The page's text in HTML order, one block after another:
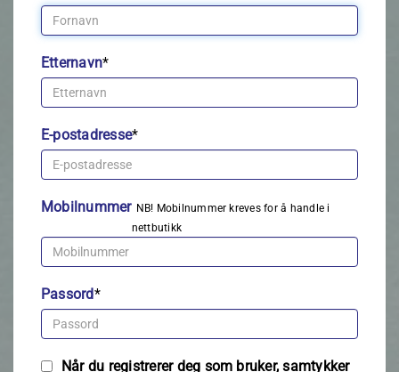
Etternavn*
E-postadresse*
Mobilnummer NB! Mobilnummer kreves for å handle i
nettbutikk
Passord*
Når du registrerer deg som bruker, samtykker